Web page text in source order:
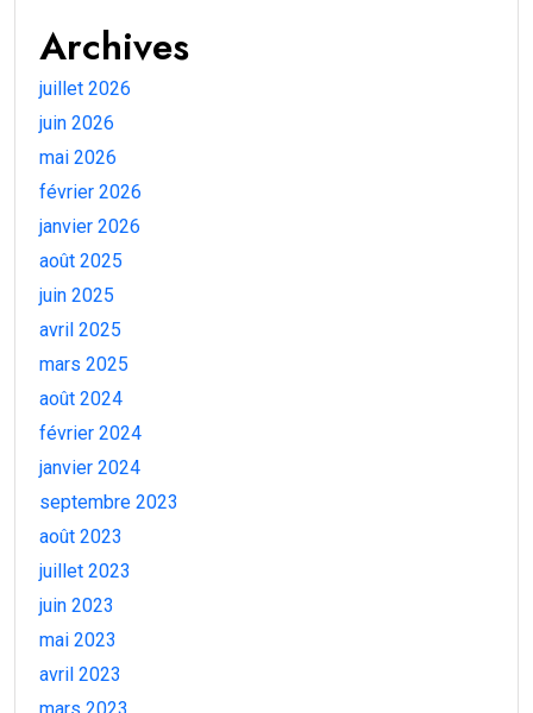
Archives
juillet 2026
juin 2026
mai 2026
février 2026
janvier 2026
août 2025
juin 2025
avril 2025
mars 2025
août 2024
février 2024
janvier 2024
septembre 2023
août 2023
juillet 2023
juin 2023
mai 2023
avril 2023